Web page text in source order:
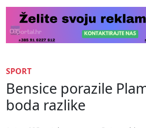
SPORT
Bensice porazile
boda razlike